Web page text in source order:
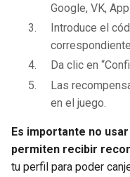
Google, VK,
Introduce el
Da clic en
Las
en el juego.
Es importante no
permiten recibir
tu perfil para poder